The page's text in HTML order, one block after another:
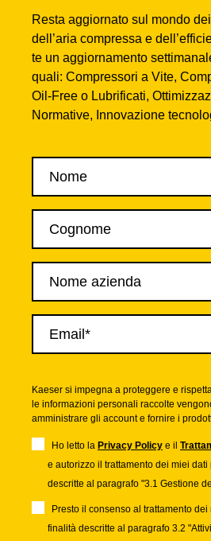
Resta aggiornato sul mondo
dell’aria compressa e
te un aggiornamento
quali: Compressori a Vite,
Oil-Free o Lubrificati,
Normative, Innovazione
Kaeser si impegna a proteggere e
le informazioni personali raccolte
amministrare gli account e fornire i
Ho letto la Privacy Policy e il
e autorizzo il trattamento dei miei
descritte al paragrafo "3.1 Gestione
Presto il consenso al trattamento
finalità descritte al paragrafo 3.2